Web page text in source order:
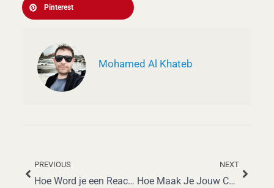
Pinterest
Mohamed Al Khateb
Vorige
PREVIOUS
Hoe Word je een React Native Ontwikkelaar: Een Complete Gids voor 2025
NEXT
Hoe Maak Je Jouw CV Opvallend en Krijg Je Jouw Droomjob